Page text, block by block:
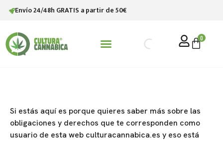
Envío 24/48h GRATIS a partir de 50€
0
Si estás aquí es porque quieres saber más sobre las
obligaciones y derechos que te corresponden como
usuario de esta web culturacannabica.es y eso está